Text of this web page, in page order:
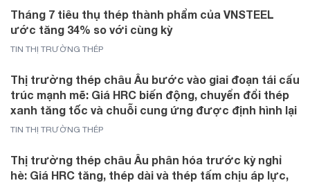
Tháng 7 tiêu thụ thép thành phẩm của VNSTEEL
ước tăng 34% so với cùng kỳ
TIN THỊ TRƯỜNG THÉP
Thị trường thép châu Âu bước vào giai đoạn tái cấu
trúc mạnh mẽ: Giá HRC biến động, chuyển đổi thép
xanh tăng tốc và chuỗi cung ứng được định hình lại
TIN THỊ TRƯỜNG THÉP
Thị trường thép châu Âu phân hóa trước kỳ nghỉ
hè: Giá HRC tăng, thép dài và thép tấm chịu áp lực,